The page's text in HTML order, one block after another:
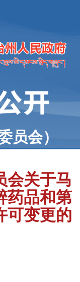
员会）
会关于马
药品和第
可变更的